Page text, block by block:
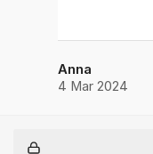
Anna
4 Mar 2024